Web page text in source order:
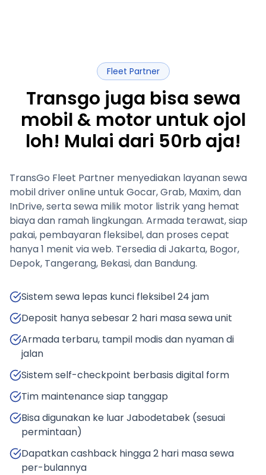
Fleet Partner
Transgo juga bisa sewa
mobil & motor untuk ojol
loh! Mulai dari 50rb aja!
TransGo Fleet Partner menyediakan layanan sewa
mobil driver online untuk Gocar, Grab, Maxim, dan
InDrive, serta sewa milik motor listrik yang hemat
biaya dan ramah lingkungan. Armada terawat, siap
pakai, pembayaran fleksibel, dan proses cepat
hanya 1 menit via web. Tersedia di Jakarta, Bogor,
Depok, Tangerang, Bekasi, dan Bandung.
Sistem sewa lepas kunci fleksibel 24 jam
Deposit hanya sebesar 2 hari masa sewa unit
Armada terbaru, tampil modis dan nyaman di
jalan
Sistem self-checkpoint berbasis digital form
Tim maintenance siap tanggap
Bisa digunakan ke luar Jabodetabek (sesuai
permintaan)
Dapatkan cashback hingga 2 hari masa sewa
per-bulannya